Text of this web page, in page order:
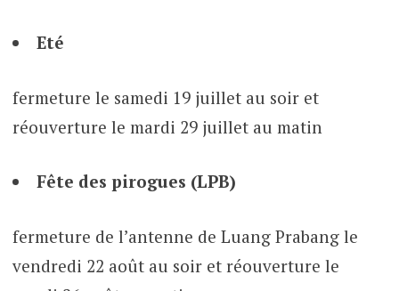
Eté
fermeture le samedi 19 juillet au soir et
réouverture le mardi 29 juillet au matin
Fête des pirogues (LPB)
fermeture de l’antenne de Luang Prabang le
vendredi 22 août au soir et réouverture le